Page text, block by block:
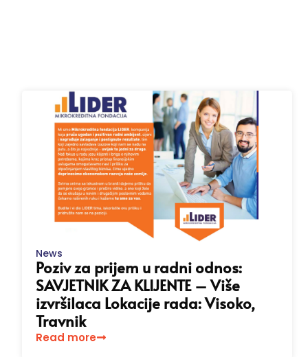
News
Poziv za prijem u radni odnos:
SAVJETNIK ZA KLIJENTE – Više
izvršilaca Lokacije rada: Visoko,
Travnik
Read more